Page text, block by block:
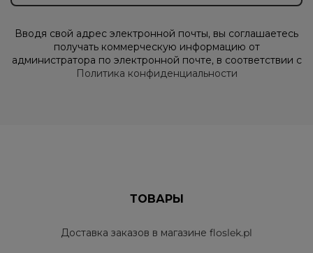
Вводя свой адрес электронной почты, вы соглашаетесь
получать коммерческую информацию от
администратора по электронной почте, в соответствии с
Политика конфиденциальности
ТОВАРЫ
Доставка заказов в магазине floslek.pl